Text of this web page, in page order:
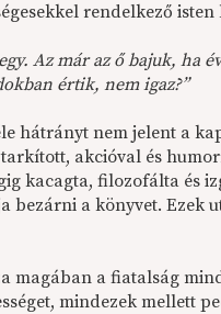
rendelkező isten
Az már az ő bajuk, ha
értik, nem igaz?”
hátrányt nem jelent a
akcióval és
kacagta, filozofálta és
a könyvet. Ezek
magában a fiatalság
mindezek mellett